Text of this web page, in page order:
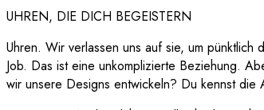
UHREN, DIE DICH BEGEISTERN
Uhren. Wir verlassen uns auf sie, um
Job. Das ist eine unkomplizierte Beziehung.
wir unsere Designs entwickeln? Du kennst die